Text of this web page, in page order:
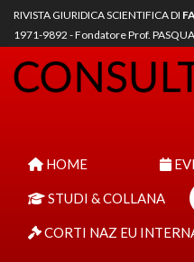
RIVISTA GIURIDICA SCIENTIFICA DI
1971-9892 - Fondatore Prof.
HOME
STUDI & COLLANA
CORTI NAZ EU